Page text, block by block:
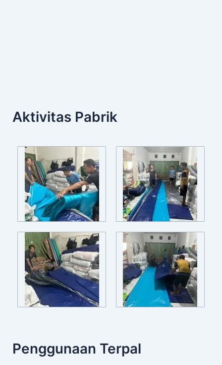
Aktivitas Pabrik
Penggunaan Terpal